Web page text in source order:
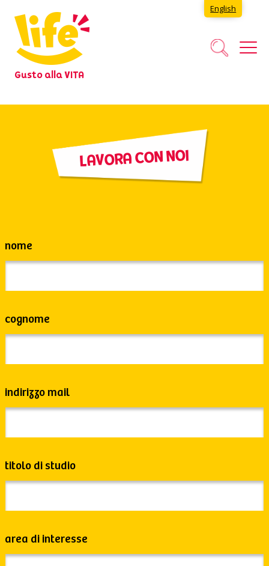
Gusto alla VITA
LAVORA CON NOI
nome
cognome
indirizzo mail
titolo di studio
area di interesse
English